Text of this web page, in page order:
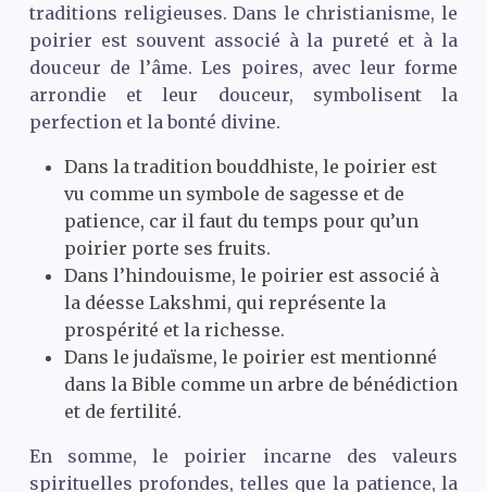
traditions religieuses. Dans le christianisme, le
poirier est souvent associé à la pureté et à la
douceur de l’âme. Les poires, avec leur forme
arrondie et leur douceur, symbolisent la
perfection et la bonté divine.
Dans la tradition bouddhiste, le poirier est
vu comme un symbole de sagesse et de
patience, car il faut du temps pour qu’un
poirier porte ses fruits.
Dans l’hindouisme, le poirier est associé à
la déesse Lakshmi, qui représente la
prospérité et la richesse.
Dans le judaïsme, le poirier est mentionné
dans la Bible comme un arbre de bénédiction
et de fertilité.
En somme, le poirier incarne des valeurs
spirituelles profondes, telles que la patience, la